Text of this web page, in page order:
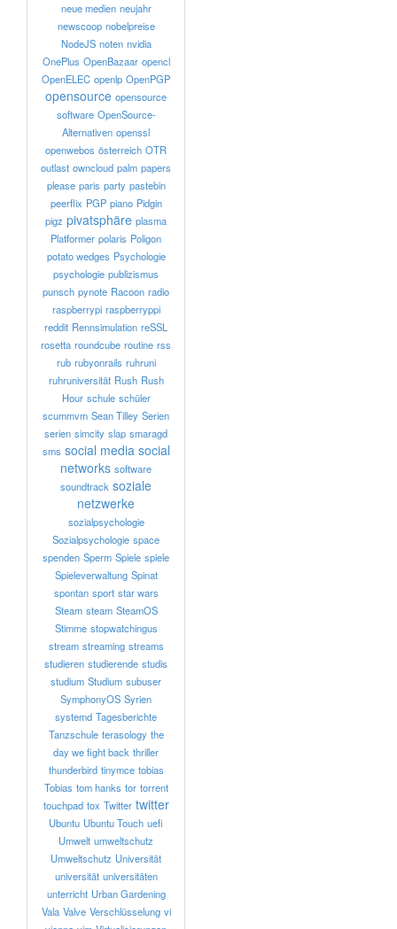
neue medien neujahr
newscoop nobelpreise
NodeJS noten nvidia
OnePlus OpenBazaar opencl
OpenELEC openlp OpenPGP
opensource opensource
software OpenSource-
Alternativen openssl
openwebos österreich OTR
outlast owncloud palm papers
please paris party pastebin
peerflix PGP piano Pidgin
pigz pivatsphäre plasma
Platformer polaris Poligon
potato wedges Psychologie
psychologie publizismus
punsch pynote Racoon radio
raspberrypi raspberryppi
reddit Rennsimulation reSSL
rosetta roundcube routine rss
rub rubyonrails ruhruni
ruhruniversität Rush Rush
Hour schule schüler
scummvm Sean Tilley Serien
serien simcity slap smaragd
sms social media social
networks software
soundtrack soziale
netzwerke
sozialpsychologie
Sozialpsychologie space
spenden Sperm Spiele spiele
Spieleverwaltung Spinat
spontan sport star wars
Steam steam SteamOS
Stimme stopwatchingus
stream streaming streams
studieren studierende studis
studium Studium subuser
SymphonyOS Syrien
systemd Tagesberichte
Tanzschule terasology the
day we fight back thriller
thunderbird tinymce tobias
Tobias tom hanks tor torrent
touchpad tox Twitter twitter
Ubuntu Ubuntu Touch uefi
Umwelt umweltschutz
Umweltschutz Universität
universität universitäten
unterricht Urban Gardening
Vala Valve Verschlüsselung vi